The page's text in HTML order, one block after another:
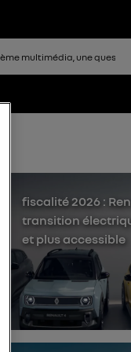
fiscalité 2026 :
transition
et plus accessible